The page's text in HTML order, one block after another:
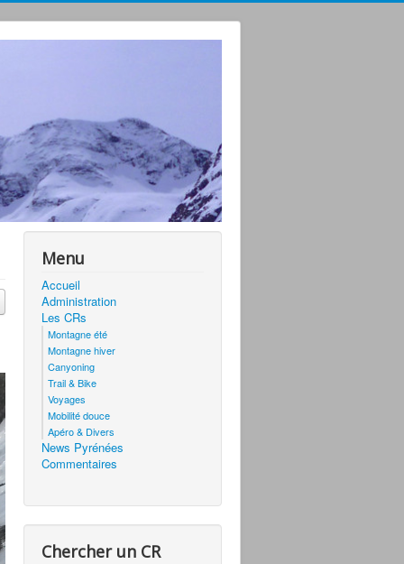
Menu
Accueil
Administration
Les CRs
Montagne été
Montagne hiver
Canyoning
Trail & Bike
Voyages
Mobilité douce
Apéro & Divers
News Pyrénées
Commentaires
Chercher un CR